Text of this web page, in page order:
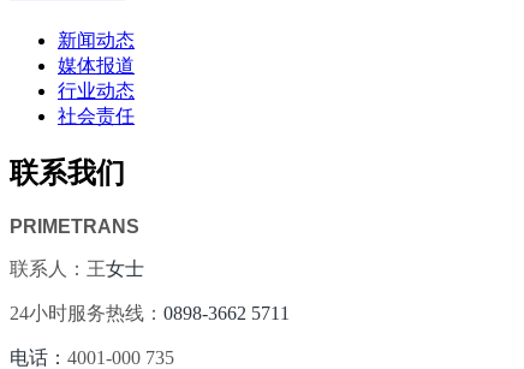
新闻动态
媒体报道
行业动态
社会责任
联系我们
PRIMETRANS
联系人：王女士
24小时服务热线： 0898-3662 5711
电话： 4001-000 735